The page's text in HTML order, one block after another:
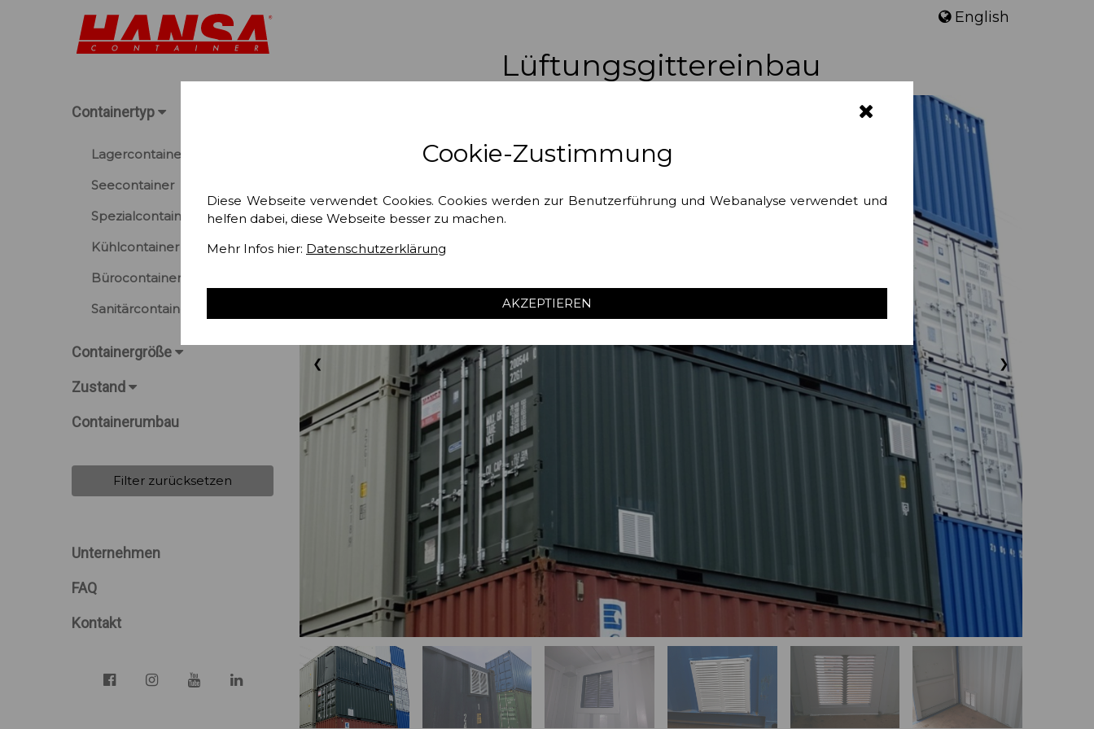
Containertyp
Lagercontainer
Seecontainer
Spezialcontainer
Kühlcontainer
Bürocontainer
Sanitärcontainer
Containergröße
Zustand
Containerumbau
Filter zurücksetzen
Unternehmen
FAQ
Kontakt
English
Lüftungsgittereinbau
❮ ❯
Cookie-Zustimmung
Diese Webseite verwendet Cookies. Cookies werden zur Benutzerführung und Webanalyse verwendet und
helfen dabei, diese Webseite besser zu machen.
Mehr Infos hier: Datenschutzerklärung
AKZEPTIEREN